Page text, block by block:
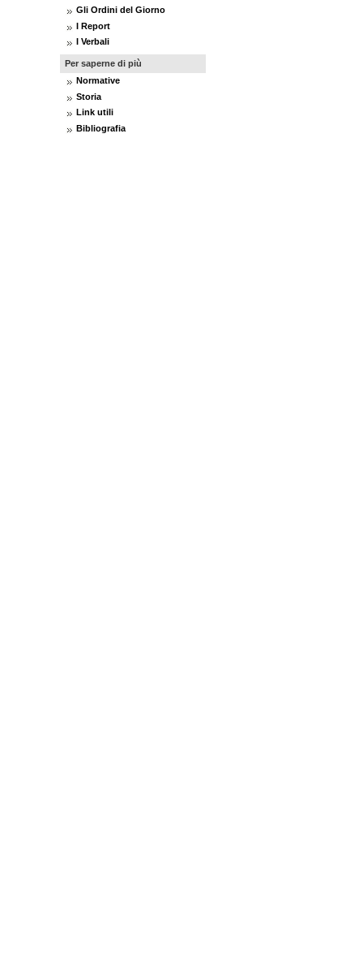
Gli Ordini del Giorno
I Report
I Verbali
Per saperne di più
Normative
Storia
Link utili
Bibliografia